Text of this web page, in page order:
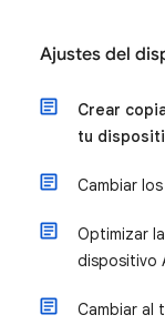
Ajustes del
Crear
tu
Cambiar
Optimizar
dispositivo
Cambiar al